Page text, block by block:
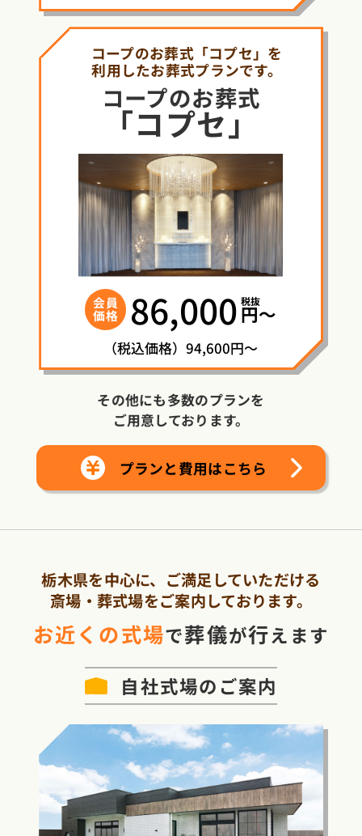
コープのお葬式「コプセ」を
利用したお葬式プランです。
コープのお葬式
「コプセ」
会員
価格 86,000 税抜
円〜
（税込価格）94,600円～
その他にも多数のプランを
ご用意しております。
プランと費用はこちら
栃木県を中心に、ご満足していただける
斎場・葬式場をご案内しております。
お近くの式場で葬儀が行えます
自社式場のご案内